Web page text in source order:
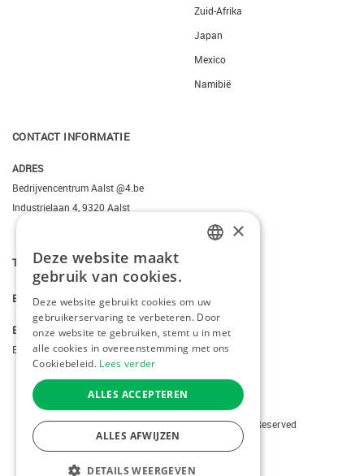
Zuid-Afrika
Japan
Mexico
Namibië
CONTACT INFORMATIE
ADRES
Bedrijvencentrum Aalst @4.be
Industrielaan 4, 9320 Aalst
T. +3223095206
E. info@kiddotravel.be
BTW
BE 0685795740
Copyright © 2026 Kiddotravel. All Rights Reserved
webdesignby conversal
ENGLISH
×
Deze website maakt
gebruik van cookies.
Deze website gebruikt cookies om uw
gebruikerservaring te verbeteren. Door
onze website te gebruiken, stemt u in met
alle cookies in overeenstemming met ons
Cookiebeleid. Lees verder
ALLES ACCEPTEREN
ALLES AFWIJZEN
DETAILS WEERGEVEN